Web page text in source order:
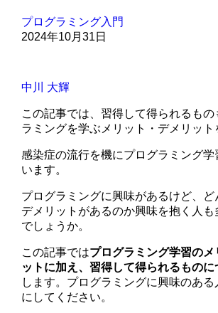
プログラミング入門
2024年10月31日
中川 大輝
この記事では、習得して得られるも
ラミングを学ぶメリット・デメリット
感染症の流行を機にプログラミング学
います。
プログラミングに興味があるけど、
デメリットがあるのか興味を抱く人も
でしょうか。
この記事ではプログラミング学習のメ
ットに加え、習得して得られるもの
します。プログラミングに興味のあ
にしてください。